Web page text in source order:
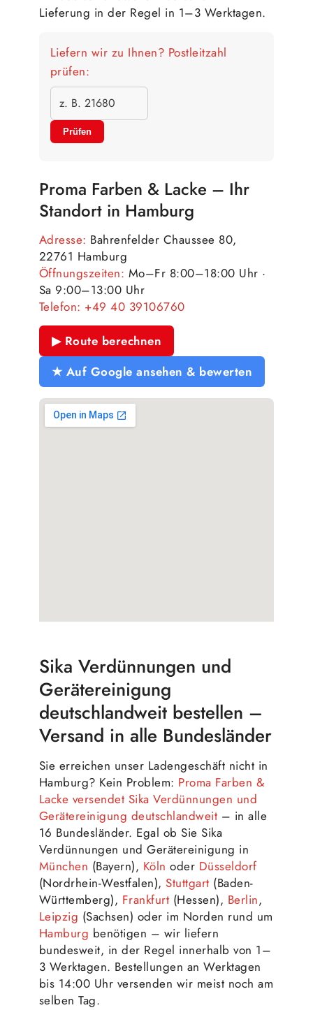
Lieferung in der Regel in 1–3 Werktagen.
Liefern wir zu Ihnen? Postleitzahl
prüfen:
Prüfen
Proma Farben & Lacke – Ihr
Standort in Hamburg
Adresse: Bahrenfelder Chaussee 80,
22761 Hamburg
Öffnungszeiten: Mo–Fr 8:00–18:00 Uhr ·
Sa 9:00–13:00 Uhr
Telefon: +49 40 39106760
▶ Route berechnen
★ Auf Google ansehen & bewerten
Sika Verdünnungen und
Gerätereinigung
deutschlandweit bestellen –
Versand in alle Bundesländer
Sie erreichen unser Ladengeschäft nicht in
Hamburg? Kein Problem: Proma Farben &
Lacke versendet Sika Verdünnungen und
Gerätereinigung deutschlandweit – in alle
16 Bundesländer. Egal ob Sie Sika
Verdünnungen und Gerätereinigung in
München (Bayern), Köln oder Düsseldorf
(Nordrhein-Westfalen),Stuttgart (Baden-
Württemberg), Frankfurt (Hessen), Berlin,
Leipzig (Sachsen) oder im Norden rund um
Hamburg benötigen – wir liefern
bundesweit, in der Regel innerhalb von 1–
3 Werktagen. Bestellungen an Werktagen
bis 14:00 Uhr versenden wir meist noch am
selben Tag.